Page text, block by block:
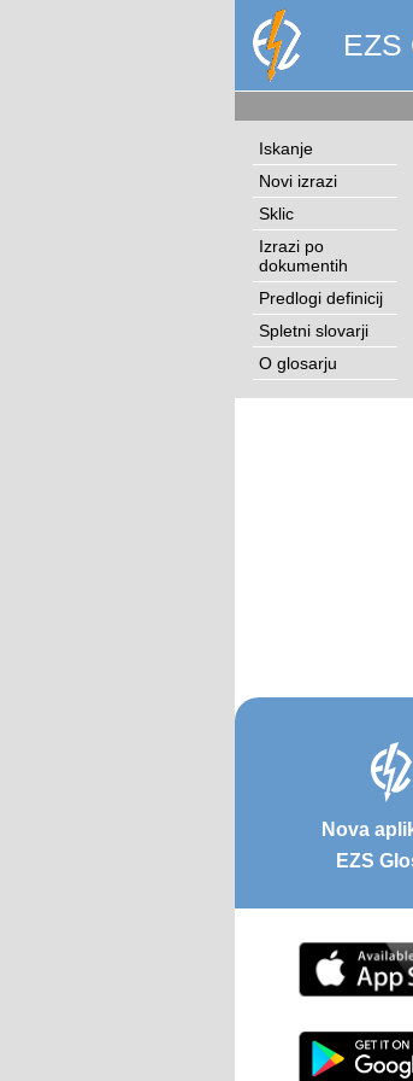
EZS
Iskanje
Novi izrazi
Sklic
Izrazi po
dokumentih
Predlogi definicij
Spletni slovarji
O glosarju
Nova
EZS